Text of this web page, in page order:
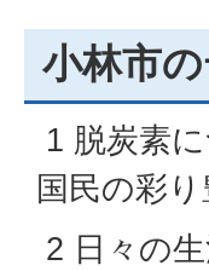
小林市
1 脱炭素
国民の彩
2 日々の